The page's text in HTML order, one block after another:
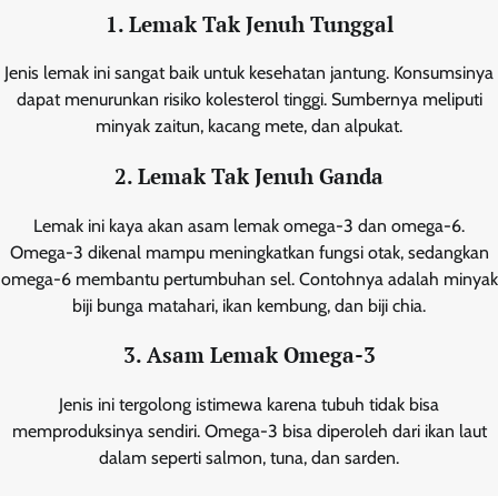
1. Lemak Tak Jenuh Tunggal
Jenis lemak ini sangat baik untuk kesehatan jantung. Konsumsinya
dapat menurunkan risiko kolesterol tinggi. Sumbernya meliputi
minyak zaitun, kacang mete, dan alpukat.
2. Lemak Tak Jenuh Ganda
Lemak ini kaya akan asam lemak omega-3 dan omega-6.
Omega-3 dikenal mampu meningkatkan fungsi otak, sedangkan
omega-6 membantu pertumbuhan sel. Contohnya adalah minyak
biji bunga matahari, ikan kembung, dan biji chia.
3. Asam Lemak Omega-3
Jenis ini tergolong istimewa karena tubuh tidak bisa
memproduksinya sendiri. Omega-3 bisa diperoleh dari ikan laut
dalam seperti salmon, tuna, dan sarden.